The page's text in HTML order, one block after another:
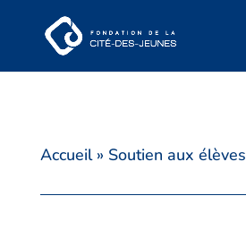
Accueil» Soutien aux élèves